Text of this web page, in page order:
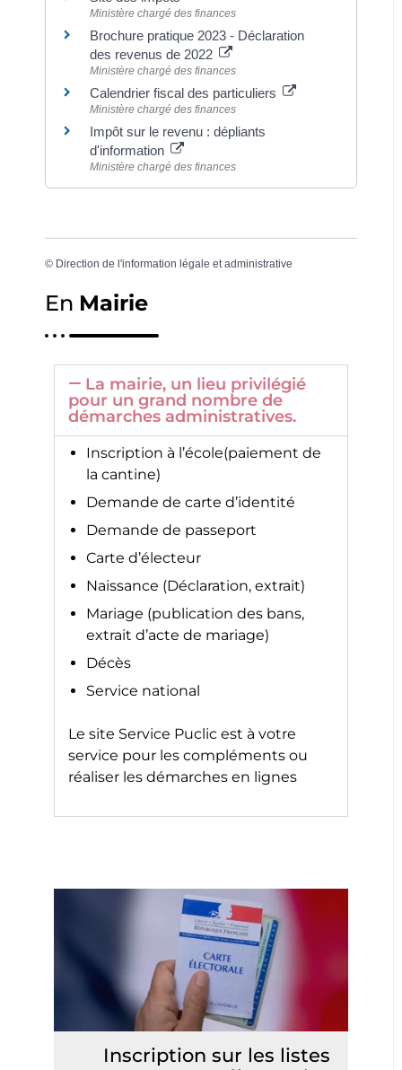
Ministère chargé des finances
Brochure pratique 2023 - Déclaration
des revenus de 2022
Ministère chargé des finances
Calendrier fiscal des particuliers
Ministère chargé des finances
Impôt sur le revenu : dépliants
d'information
Ministère chargé des finances
© Direction de l'information légale et administrative
En Mairie
La mairie, un lieu privilégié
pour un grand nombre de
démarches administratives.
Inscription à l’école(paiement de
la cantine)
Demande de carte d’identité
Demande de passeport
Carte d’électeur
Naissance (Déclaration, extrait)
Mariage (publication des bans,
extrait d’acte de mariage)
Décès
Service national
Le site Service Puclic est à votre
service pour les compléments ou
réaliser les démarches en lignes
Inscription sur les listes